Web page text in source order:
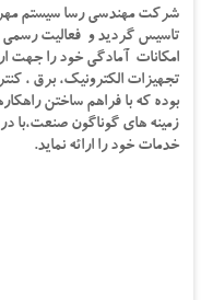
تاسیس گردید و فعالیت رسمی
امکانات آمادگی خود را جهت
تجهیزات الکترونیک، برق ،
بوده که با فراهم ساختن
زمینه های گوناگون صنعت،با
خدمات خود را ارائه نماید.